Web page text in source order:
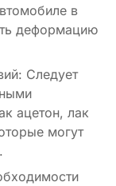
в
деформацию
Следует
ацетон, лак
могут